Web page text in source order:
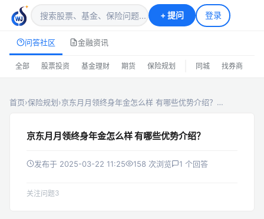
+提问 登录
问答社区 金融资讯
全部 股票投资 基金理财 期货 保险规划 同城 找券商
首页›保险规划›京东月月领终身年金怎么样 有哪些优势介绍？…
京东月月领终身年金怎么样 有哪些优势介绍？
发布于 2025-03-22 11:25 158 次浏览 1 个回答
关注问题3